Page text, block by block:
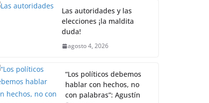
Las autoridades y las
elecciones ¡la maldita
duda!
agosto 4, 2026
“Los políticos debemos
hablar con hechos, no
con palabras”: Agustín